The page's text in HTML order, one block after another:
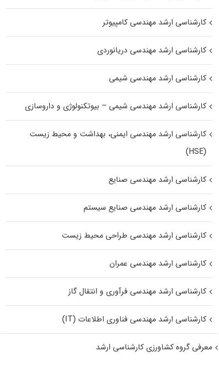
کارشناسی ارشد مهندسی کامپیوتر
کارشناسی ارشد مهندسی دریانوردی
کارشناسی ارشد مهندسی شیمی
کارشناسی ارشد مهندسی شیمی – بیوتکنولوژی و داروسازی
کارشناسی ارشد مهندسی ایمنی، بهداشت و محیط زیست
(HSE)
کارشناسی ارشد مهندسی صنایع
کارشناسی ارشد مهندسی صنایع سیستم
کارشناسی ارشد مهندسی طراحی محیط زیست
کارشناسی ارشد مهندسی عمران
کارشناسی ارشد مهندسی فرآوری و انتقال گاز
کارشناسی ارشد مهندسی فناوری اطلاعات (IT)
معرفی گروه کشاورزی کارشناسی ارشد